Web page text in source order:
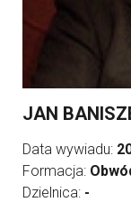
JAN
Data wywiadu:
Formacja:
Dzielnica: -